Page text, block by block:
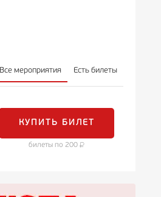
Все мероприятия Есть билеты
КУПИТЬ БИЛЕТ
билеты по 200